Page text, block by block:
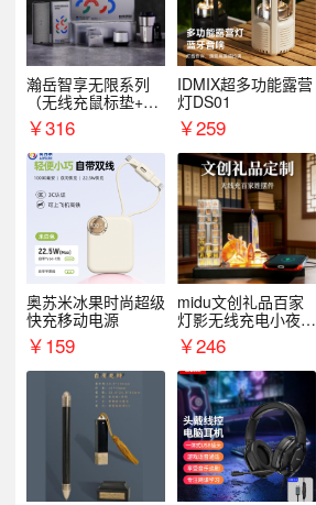
瀚岳智享无限系列
（无线充鼠标垫+飞
利浦音响+乐扣咖啡
杯）
￥316
IDMIX超多功能露营
灯DS01
￥259
奥苏米冰果时尚超级
快充移动电源
￥159
midu文创礼品百家
灯影无线充电小夜灯
纪念礼品定制
￥246